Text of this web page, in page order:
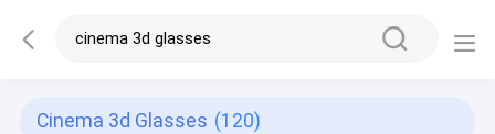
Cinema 3d Glasses (120)